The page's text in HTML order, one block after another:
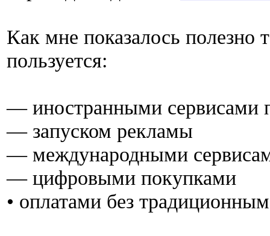
Как мне показалось полезно
пользуется:
— иностранными сервисами
— запуском рекламы
— международными
— цифровыми покупками
• оплатами без